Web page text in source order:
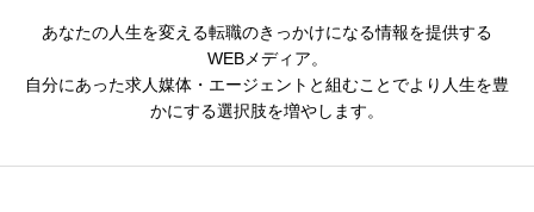
あなたの人生を変える転職のきっかけになる情報を提供する
WEBメディア。
自分にあった求人媒体・エージェントと組むことでより人生を豊
かにする選択肢を増やします。